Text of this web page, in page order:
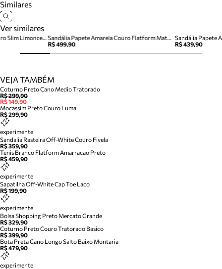
Similares
Ver similares
Sandália Papete Amarela Couro Flatform Matelassê
R$ 499,90
Sandália Papete
R$ 439,90
Sandália Rasteira Amarela Couro Slim Limoncello
VEJA TAMBÉM
Coturno Preto Cano Medio Tratorado
R$ 299,90
R$ 149,90
Mocassim Preto Couro Luma
R$ 299,90
experimente
Sandalia Rasteira Off-White Couro Fivela
R$ 359,90
Tenis Branco Flatform Amarracao Preto
R$ 459,90
experimente
Sapatilha Off-White Cap Toe Laco
R$ 199,90
experimente
Bolsa Shopping Preto Mercato Grande
R$ 329,90
Coturno Preto Couro Tratorado Basico
R$ 399,90
Bota Preta Cano Longo Salto Baixo Montaria
R$ 479,90
experimente